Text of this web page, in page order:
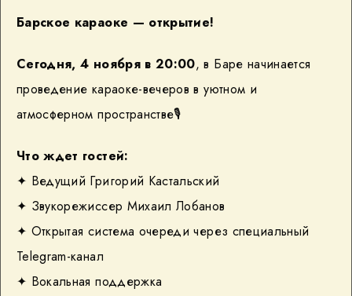
Барское караоке — открытие!
Сегодня, 4 ноября в 20:00, в Баре начинается
проведение караоке-вечеров в уютном и
атмосферном пространстве🎙
Что ждет гостей:
✦ Ведущий Григорий Кастальский
✦ Звукорежиссер Михаил Лобанов
✦ Открытая система очереди через специальный
Telegram-канал
✦ Вокальная поддержка